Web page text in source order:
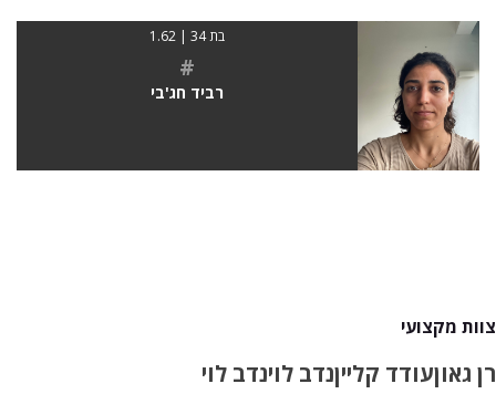
בת 34 | 1.62
#
רביד חג'בי
צוות מקצועי
רן גאוןעודד קלייןנדב לוינדב לוי